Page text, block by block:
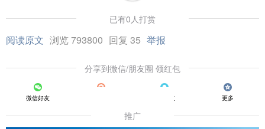
已有0人打赏
阅读原文 浏览 793800 回复 35 举报
分享到微信/朋友圈 领红包
微信好友 QQ好友 更多
推广